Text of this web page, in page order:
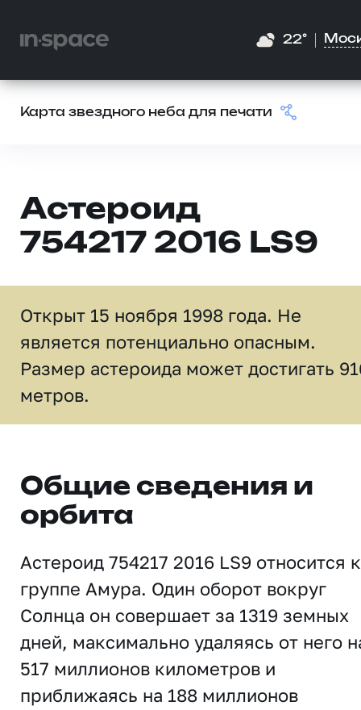
22°
Карта звездного неба для печати
Астероид
754217 2016 LS9
Открыт 15 ноября 1998 года. Не
является потенциально опасным.
Размер астероида может достигать
метров.
Общие сведения и
орбита
Астероид 754217 2016 LS9 относится к
группе Амура. Один оборот вокруг
Солнца он совершает за 1319 земных
дней, максимально удаляясь от него
517 миллионов километров и
приближаясь на 188 миллионов